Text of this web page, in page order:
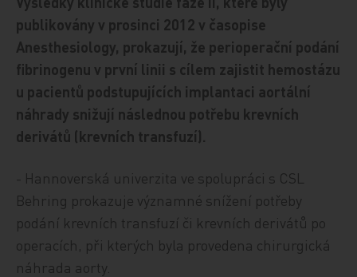
publikovány v prosinci 2012 v časopise
Anesthesiology, prokazují, že perioperační podání
fibrinogenu v první linii s cílem zajistit hemostázu
u pacientů podstupujících implantaci aortální
náhrady snižují následnou potřebu krevních
derivátů (krevních transfuzí).
- Hannoverská univerzita ve spolupráci s CSL
Behring prokazuje významné snížení potřeby
podání krevních transfuzí či krevních derivátů po
operacích, při kterých byla provedena chirurgická
náhrada aorty.